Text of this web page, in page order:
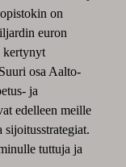
on
euron
kertynyt
osa Aalto-
ja
edelleen meille
sijoitusstrategiat.
tuttuja ja